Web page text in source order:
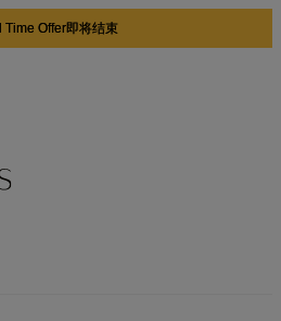
10 时 02 分